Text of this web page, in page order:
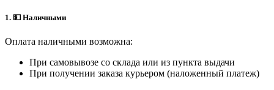
1. 💵 Наличными
Оплата наличными возможна:
При самовывозе со склада или из пункта выдачи
При получении заказа курьером (наложенный платеж)